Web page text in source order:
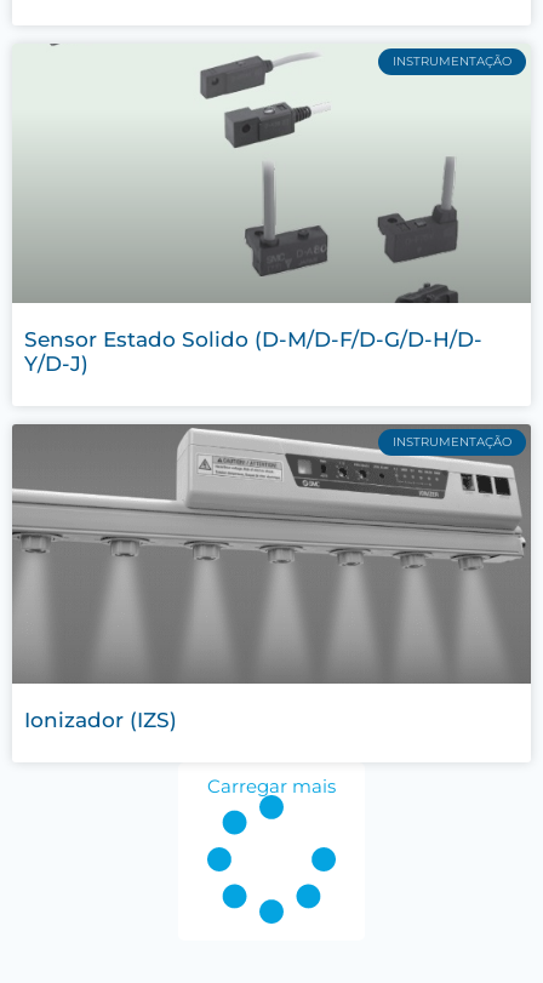
INSTRUMENTAÇÃO
Sensor Estado Solido (D-M/D-F/D-G/D-H/D-
Y/D-J)
INSTRUMENTAÇÃO
Ionizador (IZS)
Carregar mais